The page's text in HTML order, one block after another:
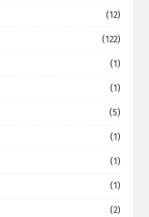
(12)
(122)
(1)
(1)
(5)
(1)
(1)
(1)
(2)